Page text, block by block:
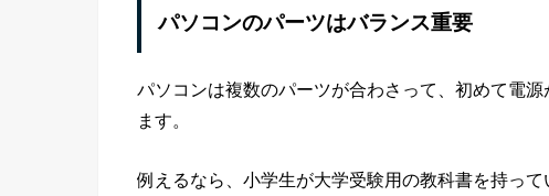
パソコンのパーツはバランス重要
パソコンは複数のパーツが合わさって、初めて電
ます。
例えるなら、小学生が大学受験用の教科書を持っ